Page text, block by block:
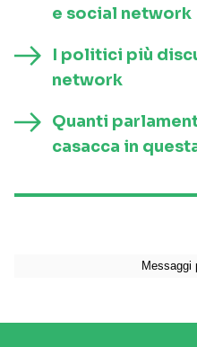
e social network
I politici più
network
Quanti
casacca in